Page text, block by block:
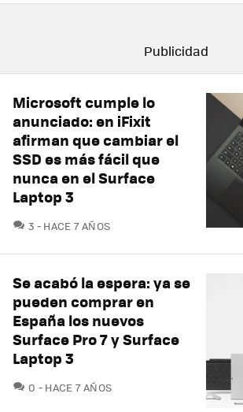
Microsoft cumple lo
anunciado: en iFixit
afirman que cambiar el
SSD es más fácil que
nunca en el Surface
Laptop 3
3 COMENTARIOS
HACE 7 AÑOS
Se acabó la espera: ya se
pueden comprar en
España los nuevos
Surface Pro 7 y Surface
Laptop 3
0 COMENTARIOS
HACE 7 AÑOS